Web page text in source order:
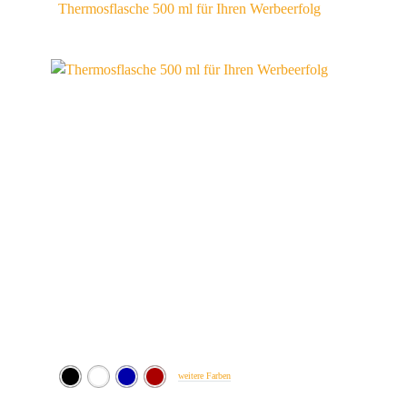
Thermosflasche 500 ml für Ihren Werbeerfolg
weitere Farben